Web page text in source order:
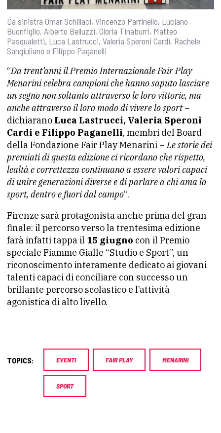
Da sinistra Omar Schillaci, Vincenzo Parrinello, Luciano
Buonfiglio, Alberto Belluzzi, Gloria Tinaburri, Matteo
Pasqualetti, Luca Lastrucci, Valeria Speroni Cardi, Rachele
Sangiuliano e Filippo Paganelli
“Da trent’anni il Premio Internazionale Fair Play
Menarini celebra campioni che hanno saputo lasciare
un segno non soltanto attraverso le loro vittorie, ma
anche attraverso il loro modo di vivere lo sport–
dichiarano Luca Lastrucci, Valeria Speroni
Cardi e Filippo Paganelli, membri del Board
della Fondazione Fair Play Menarini –Le storie dei
premiati di questa edizione ci ricordano che rispetto,
lealtà e correttezza continuano a essere valori capaci
di unire generazioni diverse e di parlare a chi ama lo
sport, dentro e fuori dal campo”.
Firenze sarà protagonista anche prima del gran
finale: il percorso verso la trentesima edizione
farà infatti tappa il 15 giugno con il Premio
speciale Fiamme Gialle “Studio e Sport”, un
riconoscimento interamente dedicato ai giovani
talenti capaci di conciliare con successo un
brillante percorso scolastico e l’attività
agonistica di alto livello.
TOPICS: EVENTI FAIR PLAY MENARINI
SPORT